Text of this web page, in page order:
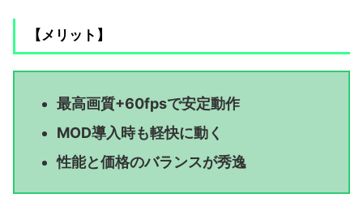
【メリット】
最高画質+60fpsで安定動作
MOD導入時も軽快に動く
性能と価格のバランスが秀逸